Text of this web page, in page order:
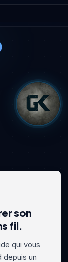
fil.
qui vous
depuis un